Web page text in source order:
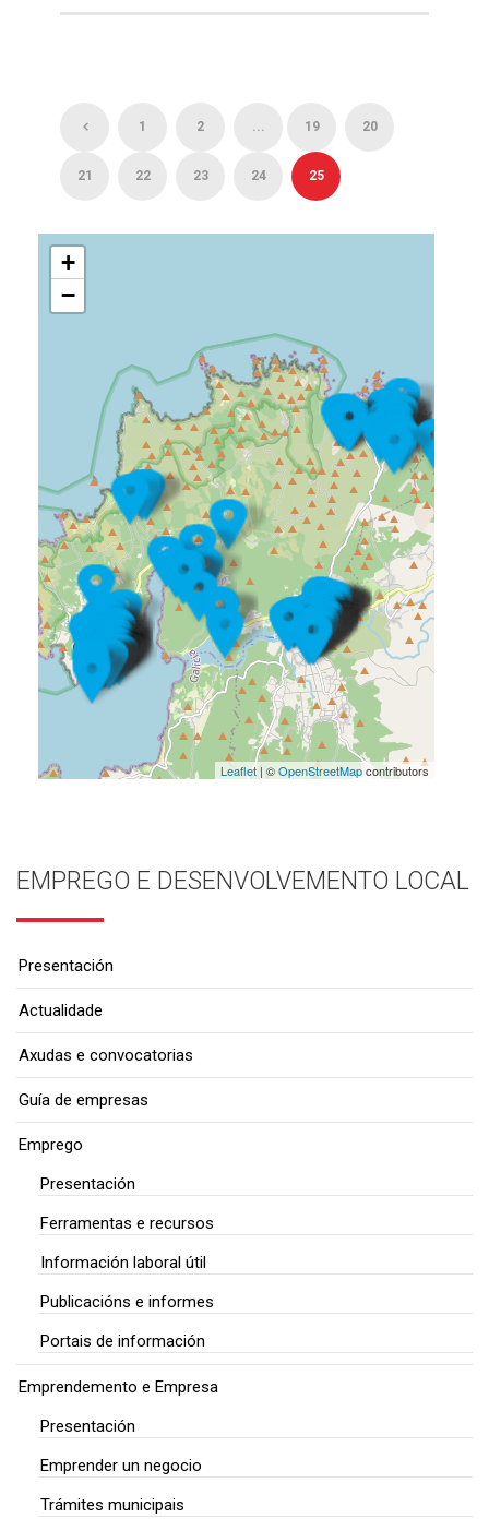
1 2 ... 19 20
21 22 23 24 25
+
−
Leaflet| ©OpenStreetMapcontributors
EMPREGO E DESENVOLVEMENTO LOCAL
Presentación
Actualidade
Axudas e convocatorias
Guía de empresas
Emprego
Presentación
Ferramentas e recursos
Información laboral útil
Publicacións e informes
Portais de información
Emprendemento e Empresa
Presentación
Emprender un negocio
Trámites municipais